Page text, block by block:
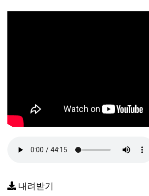
내려받기